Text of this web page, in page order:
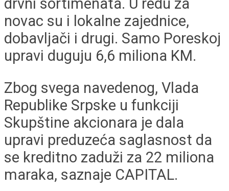
drvni sortimenata. U redu za
novac su i lokalne zajednice,
dobavljači i drugi. Samo Poreskoj
upravi duguju 6,6 miliona KM.
Zbog svega navedenog, Vlada
Republike Srpske u funkciji
Skupštine akcionara je dala
upravi preduzeća saglasnost da
se kreditno zaduži za 22 miliona
maraka, saznaje CAPITAL.